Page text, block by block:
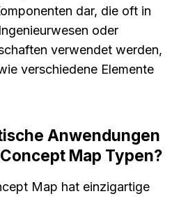
dar, die oft in
oder
verwendet werden,
verschiedene Elemente
Anwendungen
Map Typen?
Map hat einzigartige